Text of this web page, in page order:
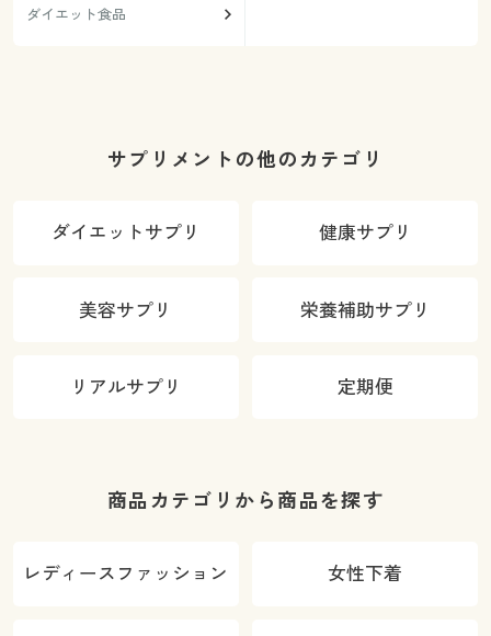
ダイエット食品
サプリメントの他のカテゴリ
ダイエットサプリ 健康サプリ
美容サプリ 栄養補助サプリ
リアルサプリ 定期便
商品カテゴリから商品を探す
レディースファッション 女性下着